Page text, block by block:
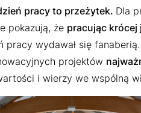
pracy to przeżytek. Dla
pokazują, że pracując
pracy wydawał się fanaberią.
projektów
i wierzy we wspólną